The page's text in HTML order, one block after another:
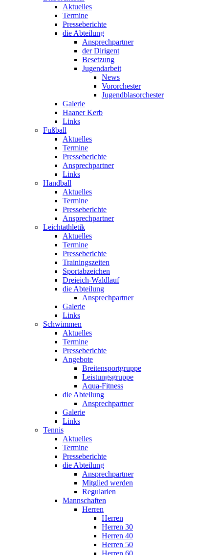
Aktuelles
Termine
Presseberichte
die Abteilung
Ansprechpartner
der Dirigent
Besetzung
Jugendarbeit
News
Vororchester
Jugendblasorchester
Galerie
Haaner Kerb
Links
Fußball
Aktuelles
Termine
Presseberichte
Ansprechpartner
Links
Handball
Aktuelles
Termine
Presseberichte
Ansprechpartner
Leichtathletik
Aktuelles
Termine
Presseberichte
Trainingszeiten
Sportabzeichen
Dreieich-Waldlauf
die Abteilung
Ansprechpartner
Galerie
Links
Schwimmen
Aktuelles
Termine
Presseberichte
Angebote
Breitensportgruppe
Leistungsgruppe
Aqua-Fitness
die Abteilung
Ansprechpartner
Galerie
Links
Tennis
Aktuelles
Termine
Presseberichte
die Abteilung
Ansprechpartner
Mitglied werden
Regularien
Mannschaften
Herren
Herren
Herren 30
Herren 40
Herren 50
Herren 60